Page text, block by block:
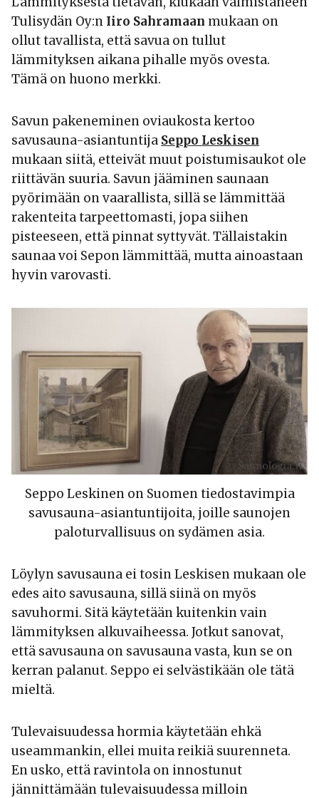
Tulisydän Oy:n Iiro Sahramaan mukaan on
ollut tavallista, että savua on tullut
lämmityksen aikana pihalle myös ovesta.
Tämä on huono merkki.
Savun pakeneminen oviaukosta kertoo
savusauna-asiantuntija Seppo Leskisen
mukaan siitä, etteivät muut poistumisaukot ole
riittävän suuria. Savun jääminen saunaan
pyörimään on vaarallista, sillä se lämmittää
rakenteita tarpeettomasti, jopa siihen
pisteeseen, että pinnat syttyvät. Tällaistakin
saunaa voi Sepon lämmittää, mutta ainoastaan
hyvin varovasti.
Seppo Leskinen on Suomen tiedostavimpia
savusauna-asiantuntijoita, joille saunojen
paloturvallisuus on sydämen asia.
Löylyn savusauna ei tosin Leskisen mukaan ole
edes aito savusauna, sillä siinä on myös
savuhormi. Sitä käytetään kuitenkin vain
lämmityksen alkuvaiheessa. Jotkut sanovat,
että savusauna on savusauna vasta, kun se on
kerran palanut. Seppo ei selvästikään ole tätä
mieltä.
Tulevaisuudessa hormia käytetään ehkä
useammankin, ellei muita reikiä suurenneta.
En usko, että ravintola on innostunut
jännittämään tulevaisuudessa milloin